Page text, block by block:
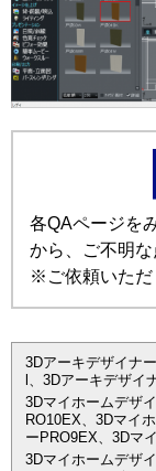
各QAページを
から、ご不明な
※ご依頼いただ
3Dアーキデザイナ
l、3Dアーキデザイ
3Dマイホームデザ
RO10EX、3Dマイ
ーPRO9EX、3Dマ
3Dマイホームデザ